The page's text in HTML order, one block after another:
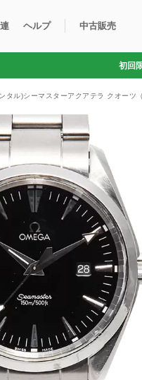
購入
ヘルプ
Q&A
中古販売
中古販売商
初回
タル)シーマスターアクアテラ クオーツ